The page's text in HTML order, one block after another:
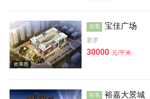
在售 宝佳广场
新罗
30000 元/平米
在售 裕嘉大景城